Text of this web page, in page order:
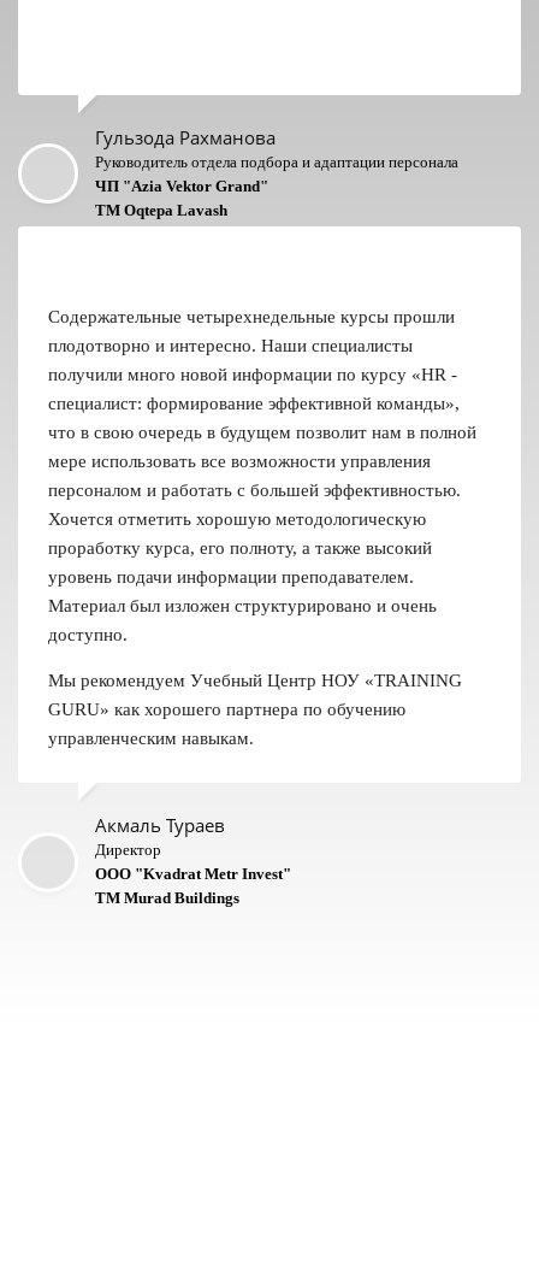
Гульзода Рахманова
Руководитель отдела подбора и адаптации персонала
ЧП "Azia Vektor Grand"
TM Oqtepa Lavash
Содержательные четырехнедельные курсы прошли
плодотворно и интересно. Наши специалисты
получили много новой информации по курсу «HR -
специалист: формирование эффективной команды»,
что в свою очередь в будущем позволит нам в полной
мере использовать все возможности управления
персоналом и работать с большей эффективностью.
Хочется отметить хорошую методологическую
проработку курса, его полноту, а также высокий
уровень подачи информации преподавателем.
Материал был изложен структурировано и очень
доступно.
Мы рекомендуем Учебный Центр НОУ «TRAINING
GURU» как хорошего партнера по обучению
управленческим навыкам.
Акмаль Тураев
Директор
ООО "Kvadrat Metr Invest"
ТМ Murad Buildings